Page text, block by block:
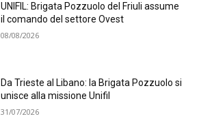
UNIFIL: Brigata Pozzuolo del Friuli assume
il comando del settore Ovest
08/08/2026
Da Trieste al Libano: la Brigata Pozzuolo si
unisce alla missione Unifil
31/07/2026